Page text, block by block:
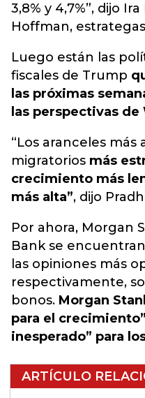
3,8% y 4,7%”, dijo Ira
Hoffman,
Luego están las
fiscales de Trump
las próximas
las perspectivas de
“Los aranceles
migratorios más
crecimiento más
más alta”, dijo
Por ahora, Morgan
Bank se
las opiniones más
respectivamente,
bonos. Morgan
para el
inesperado” para
ARTÍCULO